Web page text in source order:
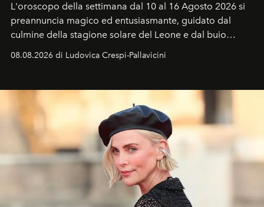
L'oroscopo della settimana dal 10 al 16 Agosto 2026 si
preannuncia magico ed entusiasmante, guidato dal
culmine della stagione solare del Leone e dal buio
favorevole della Luna nuova in Leone del 12 agosto,
ideale per la notte delle Perseidi.
08.08.2026 di Ludovica Crespi-Pallavicini